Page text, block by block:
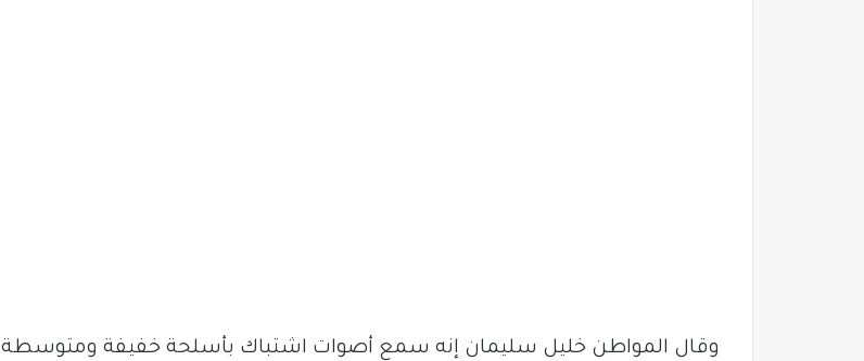
وقال المواطن خليل سليمان إنه سمع أصوات اشتباك بأسلحة خفيفة ومتوسطة